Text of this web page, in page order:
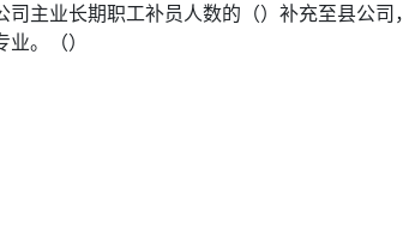
主业长期职工补员人数的（）补充至县公司，
。（）